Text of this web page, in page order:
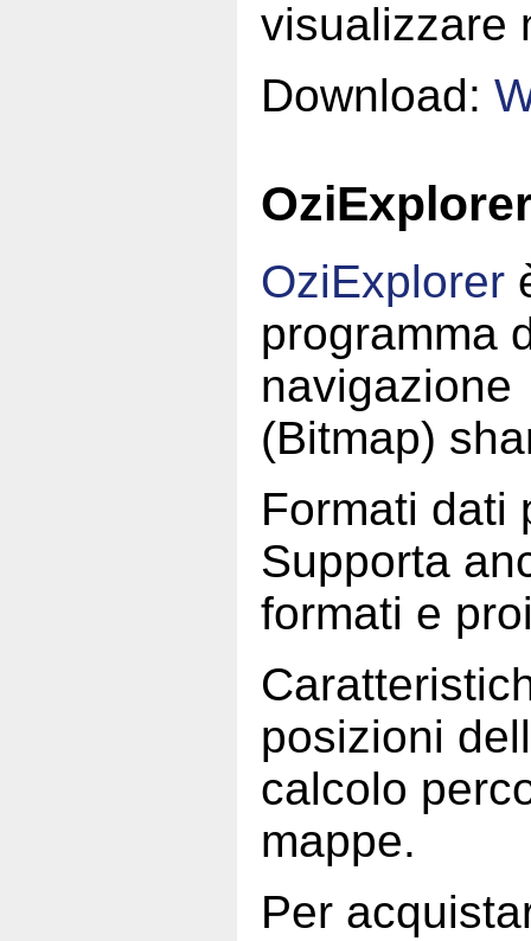
visualizzare
Download:
OziExplorer
programma
navigazione
(Bitmap)
Formati dati
Supporta
formati e
posizioni
calcolo
mappe.
Per